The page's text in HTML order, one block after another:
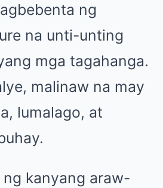
ng
na unti-unting
mga tagahanga.
malinaw na may
lumalago, at
kanyang araw-